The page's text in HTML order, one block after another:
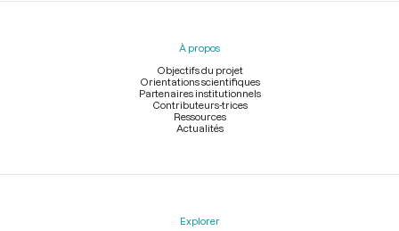
À propos
Objectifs du projet
Orientations scientifiques
Partenaires institutionnels
Contributeurs-trices
Ressources
Actualités
Explorer